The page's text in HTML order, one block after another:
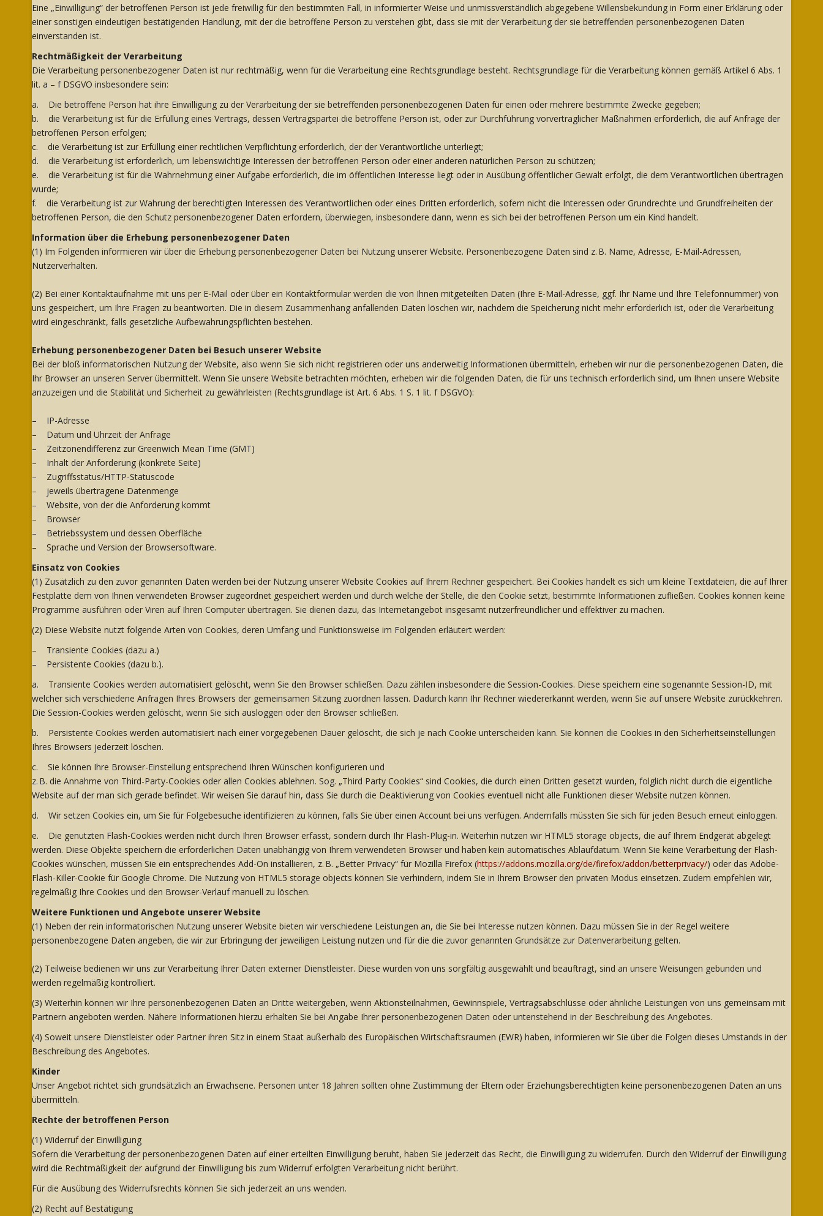
Eine „Einwilligung“ der betroffenen Person ist jede freiwillig für den bestimmten Fall, in informierter Weise und unmissverständlich abgegebene Willensbekundung in Form einer Erklärung oder
einer sonstigen eindeutigen bestätigenden Handlung, mit der die betroffene Person zu verstehen gibt, dass sie mit der Verarbeitung der sie betreffenden personenbezogenen Daten
einverstanden ist.
Rechtmäßigkeit der Verarbeitung
Die Verarbeitung personenbezogener Daten ist nur rechtmäßig, wenn für die Verarbeitung eine Rechtsgrundlage besteht. Rechtsgrundlage für die Verarbeitung können gemäß Artikel 6 Abs. 1
lit. a – f DSGVO insbesondere sein:
a. Die betroffene Person hat ihre Einwilligung zu der Verarbeitung der sie betreffenden personenbezogenen Daten für einen oder mehrere bestimmte Zwecke gegeben;
b. die Verarbeitung ist für die Erfüllung eines Vertrags, dessen Vertragspartei die betroffene Person ist, oder zur Durchführung vorvertraglicher Maßnahmen erforderlich, die auf Anfrage der
betroffenen Person erfolgen;
c. die Verarbeitung ist zur Erfüllung einer rechtlichen Verpflichtung erforderlich, der der Verantwortliche unterliegt;
d. die Verarbeitung ist erforderlich, um lebenswichtige Interessen der betroffenen Person oder einer anderen natürlichen Person zu schützen;
e. die Verarbeitung ist für die Wahrnehmung einer Aufgabe erforderlich, die im öffentlichen Interesse liegt oder in Ausübung öffentlicher Gewalt erfolgt, die dem Verantwortlichen übertragen
wurde;
f. die Verarbeitung ist zur Wahrung der berechtigten Interessen des Verantwortlichen oder eines Dritten erforderlich, sofern nicht die Interessen oder Grundrechte und Grundfreiheiten der
betroffenen Person, die den Schutz personenbezogener Daten erfordern, überwiegen, insbesondere dann, wenn es sich bei der betroffenen Person um ein Kind handelt.
Information über die Erhebung personenbezogener Daten
(1) Im Folgenden informieren wir über die Erhebung personenbezogener Daten bei Nutzung unserer Website. Personenbezogene Daten sind z. B. Name, Adresse, E-Mail-Adressen,
Nutzerverhalten.
(2) Bei einer Kontaktaufnahme mit uns per E-Mail oder über ein Kontaktformular werden die von Ihnen mitgeteilten Daten (Ihre E-Mail-Adresse, ggf. Ihr Name und Ihre Telefonnummer) von
uns gespeichert, um Ihre Fragen zu beantworten. Die in diesem Zusammenhang anfallenden Daten löschen wir, nachdem die Speicherung nicht mehr erforderlich ist, oder die Verarbeitung
wird eingeschränkt, falls gesetzliche Aufbewahrungspflichten bestehen.
Erhebung personenbezogener Daten bei Besuch unserer Website
Bei der bloß informatorischen Nutzung der Website, also wenn Sie sich nicht registrieren oder uns anderweitig Informationen übermitteln, erheben wir nur die personenbezogenen Daten, die
Ihr Browser an unseren Server übermittelt. Wenn Sie unsere Website betrachten möchten, erheben wir die folgenden Daten, die für uns technisch erforderlich sind, um Ihnen unsere Website
anzuzeigen und die Stabilität und Sicherheit zu gewährleisten (Rechtsgrundlage ist Art. 6 Abs. 1 S. 1 lit. f DSGVO):
– IP-Adresse
– Datum und Uhrzeit der Anfrage
– Zeitzonendifferenz zur Greenwich Mean Time (GMT)
– Inhalt der Anforderung (konkrete Seite)
– Zugriffsstatus/HTTP-Statuscode
– jeweils übertragene Datenmenge
– Website, von der die Anforderung kommt
– Browser
– Betriebssystem und dessen Oberfläche
– Sprache und Version der Browsersoftware.
Einsatz von Cookies
(1) Zusätzlich zu den zuvor genannten Daten werden bei der Nutzung unserer Website Cookies auf Ihrem Rechner gespeichert. Bei Cookies handelt es sich um kleine Textdateien, die auf Ihrer
Festplatte dem von Ihnen verwendeten Browser zugeordnet gespeichert werden und durch welche der Stelle, die den Cookie setzt, bestimmte Informationen zufließen. Cookies können keine
Programme ausführen oder Viren auf Ihren Computer übertragen. Sie dienen dazu, das Internetangebot insgesamt nutzerfreundlicher und effektiver zu machen.
(2) Diese Website nutzt folgende Arten von Cookies, deren Umfang und Funktionsweise im Folgenden erläutert werden:
– Transiente Cookies (dazu a.)
– Persistente Cookies (dazu b.).
a. Transiente Cookies werden automatisiert gelöscht, wenn Sie den Browser schließen. Dazu zählen insbesondere die Session-Cookies. Diese speichern eine sogenannte Session-ID, mit
welcher sich verschiedene Anfragen Ihres Browsers der gemeinsamen Sitzung zuordnen lassen. Dadurch kann Ihr Rechner wiedererkannt werden, wenn Sie auf unsere Website zurückkehren.
Die Session-Cookies werden gelöscht, wenn Sie sich ausloggen oder den Browser schließen.
b. Persistente Cookies werden automatisiert nach einer vorgegebenen Dauer gelöscht, die sich je nach Cookie unterscheiden kann. Sie können die Cookies in den Sicherheitseinstellungen
Ihres Browsers jederzeit löschen.
c. Sie können Ihre Browser-Einstellung entsprechend Ihren Wünschen konfigurieren und
z. B. die Annahme von Third-Party-Cookies oder allen Cookies ablehnen. Sog. „Third Party Cookies“ sind Cookies, die durch einen Dritten gesetzt wurden, folglich nicht durch die eigentliche
Website auf der man sich gerade befindet. Wir weisen Sie darauf hin, dass Sie durch die Deaktivierung von Cookies eventuell nicht alle Funktionen dieser Website nutzen können.
d. Wir setzen Cookies ein, um Sie für Folgebesuche identifizieren zu können, falls Sie über einen Account bei uns verfügen. Andernfalls müssten Sie sich für jeden Besuch erneut einloggen.
e. Die genutzten Flash-Cookies werden nicht durch Ihren Browser erfasst, sondern durch Ihr Flash-Plug-in. Weiterhin nutzen wir HTML5 storage objects, die auf Ihrem Endgerät abgelegt
werden. Diese Objekte speichern die erforderlichen Daten unabhängig von Ihrem verwendeten Browser und haben kein automatisches Ablaufdatum. Wenn Sie keine Verarbeitung der Flash-
Cookies wünschen, müssen Sie ein entsprechendes Add-On installieren, z. B. „Better Privacy“ für Mozilla Firefox (https://addons.mozilla.org/de/firefox/addon/betterprivacy/) oder das Adobe-
Flash-Killer-Cookie für Google Chrome. Die Nutzung von HTML5 storage objects können Sie verhindern, indem Sie in Ihrem Browser den privaten Modus einsetzen. Zudem empfehlen wir,
regelmäßig Ihre Cookies und den Browser-Verlauf manuell zu löschen.
Weitere Funktionen und Angebote unserer Website
(1) Neben der rein informatorischen Nutzung unserer Website bieten wir verschiedene Leistungen an, die Sie bei Interesse nutzen können. Dazu müssen Sie in der Regel weitere
personenbezogene Daten angeben, die wir zur Erbringung der jeweiligen Leistung nutzen und für die die zuvor genannten Grundsätze zur Datenverarbeitung gelten.
(2) Teilweise bedienen wir uns zur Verarbeitung Ihrer Daten externer Dienstleister. Diese wurden von uns sorgfältig ausgewählt und beauftragt, sind an unsere Weisungen gebunden und
werden regelmäßig kontrolliert.
(3) Weiterhin können wir Ihre personenbezogenen Daten an Dritte weitergeben, wenn Aktionsteilnahmen, Gewinnspiele, Vertragsabschlüsse oder ähnliche Leistungen von uns gemeinsam mit
Partnern angeboten werden. Nähere Informationen hierzu erhalten Sie bei Angabe Ihrer personenbezogenen Daten oder untenstehend in der Beschreibung des Angebotes.
(4) Soweit unsere Dienstleister oder Partner ihren Sitz in einem Staat außerhalb des Europäischen Wirtschaftsraumen (EWR) haben, informieren wir Sie über die Folgen dieses Umstands in der
Beschreibung des Angebotes.
Kinder
Unser Angebot richtet sich grundsätzlich an Erwachsene. Personen unter 18 Jahren sollten ohne Zustimmung der Eltern oder Erziehungsberechtigten keine personenbezogenen Daten an uns
übermitteln.
Rechte der betroffenen Person
(1) Widerruf der Einwilligung
Sofern die Verarbeitung der personenbezogenen Daten auf einer erteilten Einwilligung beruht, haben Sie jederzeit das Recht, die Einwilligung zu widerrufen. Durch den Widerruf der Einwilligung
wird die Rechtmäßigkeit der aufgrund der Einwilligung bis zum Widerruf erfolgten Verarbeitung nicht berührt.
Für die Ausübung des Widerrufsrechts können Sie sich jederzeit an uns wenden.
(2) Recht auf Bestätigung